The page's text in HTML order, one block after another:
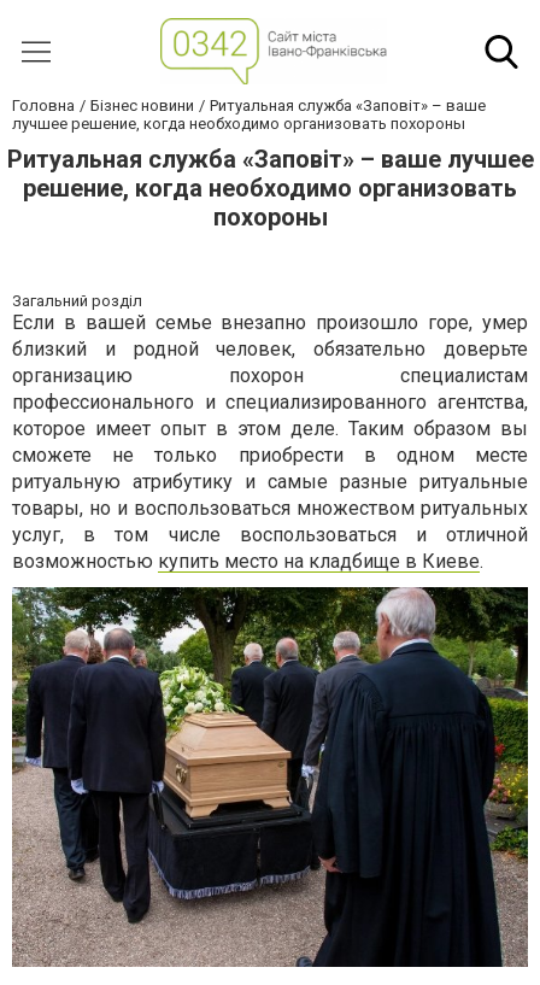
Головна Бізнес новини
Ритуальная служба «Заповіт» – ваше
лучшее решение, когда необходимо организовать похороны
Ритуальная служба «Заповіт» – ваше лучшее
решение, когда необходимо организовать
похороны
Загальний розділ
Если в вашей семье внезапно произошло горе, умер
близкий и родной человек, обязательно доверьте
организацию похорон специалистам
профессионального и специализированного агентства,
которое имеет опыт в этом деле. Таким образом вы
сможете не только приобрести в одном месте
ритуальную атрибутику и самые разные ритуальные
товары, но и воспользоваться множеством ритуальных
услуг, в том числе воспользоваться и отличной
возможностью купить место на кладбище в Киеве.